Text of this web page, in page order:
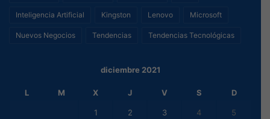
Inteligencia Artificial Kingston Lenovo Microsoft
Nuevos Negocios Tendencias Tendencias Tecnológicas
diciembre 2021
L M X J V S D
1 2 3 4 5